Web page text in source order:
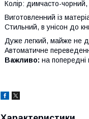
Колір: димчасто-чорний,
Виготовленний із
Стильний, в унісон до
Дуже легкий, майже не
Автоматичне
Важливо: на попередні